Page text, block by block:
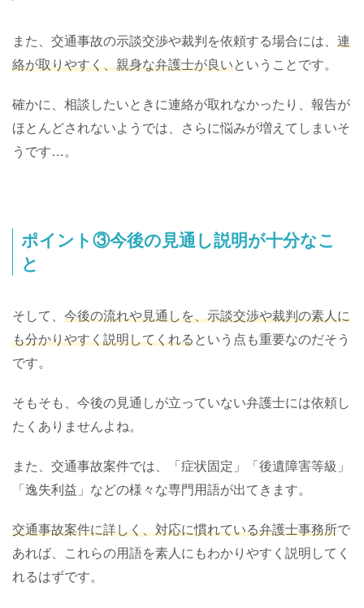
また、交通事故の示談交渉や裁判を依頼する場合には、 連
絡が取りやすく、親身な弁護士が良いということです。
確かに、相談したいときに連絡が取れなかったり、報告が
ほとんどされないようでは、さらに悩みが増えてしまいそ
うです…。
ポイント③今後の見通し説明が十分なこ
と
そして、 今後の流れや見通しを、示談交渉や裁判の素人に
も分かりやすく説明してくれるという点も重要なのだそう
です。
そもそも、今後の見通しが立っていない弁護士には依頼し
たくありませんよね。
また、交通事故案件では、「症状固定」「後遺障害等級」
「逸失利益」などの様々な専門用語が出てきます。
交通事故案件に詳しく、対応に慣れている弁護士事務所で
あれば、これらの用語を素人にもわかりやすく説明してく
れるはずです。